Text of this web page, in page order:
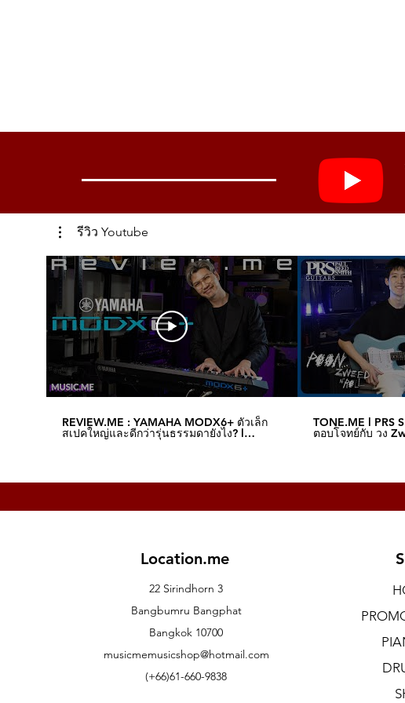
รีวิว Youtube
REVIEW.ME : YAMAHA MODX6+ ตัวเล็ก
สเปคใหญ่และดีกว่ารุ่นธรรมดายังไง? l
TONE.ME l PRS
ตอบโจทย์กับ วง
Location.me
22 Sirindhorn 3
Bangbumru Bangphat
Bangkok 10700
musicmemusicshop@hotmail.com
(+66)61-660-9838